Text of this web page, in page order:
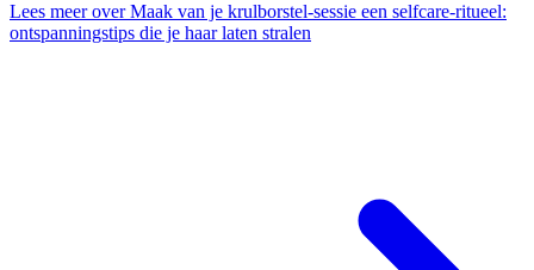
Lees meerover Maak van je krulborstel-sessie een selfcare-ritueel:
ontspanningstips die je haar laten stralen